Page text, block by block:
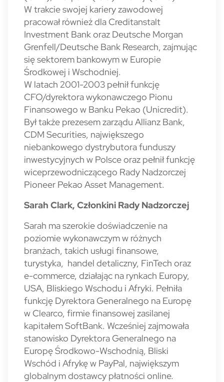
W trakcie swojej kariery zawodowej
pracował również dla Creditanstalt
Investment Bank oraz Deutsche Morgan
Grenfell/Deutsche Bank Research, zajmując
się sektorem bankowym w Europie
Środkowej i Wschodniej.
W latach 2001-2003 pełnił funkcję
CFO/dyrektora wykonawczego Pionu
Finansowego w Banku Pekao (Unicredit).
Był także prezesem zarządu Allianz Bank,
CDM Securities, największego
niebankowego dystrybutora funduszy
inwestycyjnych w Polsce oraz pełnił funkcję
wiceprzewodniczącego Rady Nadzorczej
Pioneer Pekao Asset Management.
Sarah Clark, Członkini Rady Nadzorczej
Sarah ma szerokie doświadczenie na
poziomie wykonawczym w różnych
branżach, takich usługi finansowe,
turystyka, handel detaliczny, FinTech oraz
e-commerce, działając na rynkach Europy,
USA, Bliskiego Wschodu i Afryki. Pełniła
funkcję Dyrektora Generalnego na Europę
w Clearco, firmie finansowej zasilanej
kapitałem SoftBank. Wcześniej zajmowała
stanowisko Dyrektora Generalnego na
Europę Środkowo-Wschodnią, Bliski
Wschód i Afrykę w PayPal, największym
globalnym dostawcy płatności online.